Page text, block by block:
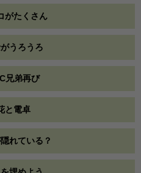
がたくさん
うろうろ
兄弟再び
と電卓
れている？